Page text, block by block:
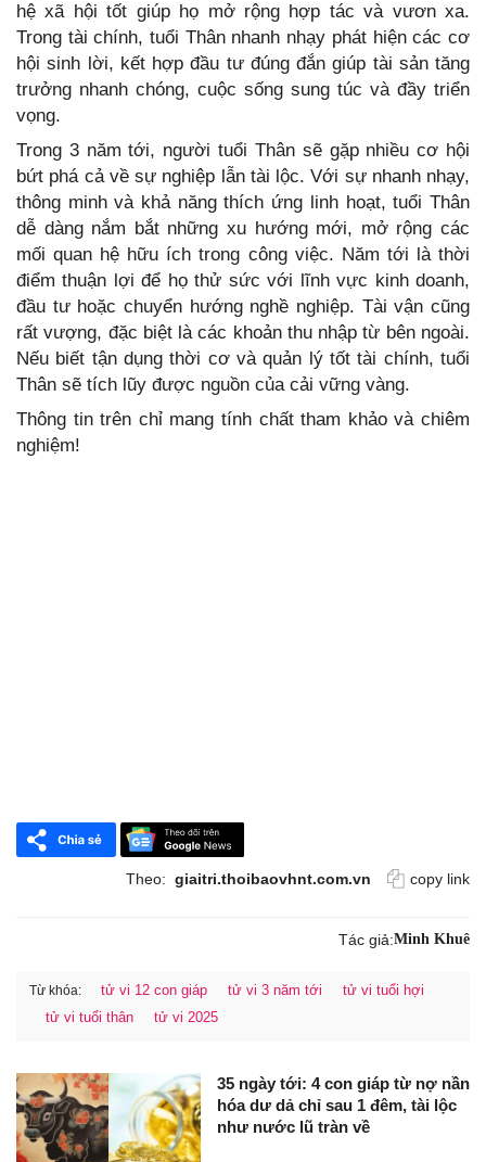
hệ xã hội tốt giúp họ mở rộng hợp tác và vươn xa.
Trong tài chính, tuổi Thân nhanh nhạy phát hiện các cơ
hội sinh lời, kết hợp đầu tư đúng đắn giúp tài sản tăng
trưởng nhanh chóng, cuộc sống sung túc và đầy triển
vọng.
Trong 3 năm tới, người tuổi Thân sẽ gặp nhiều cơ hội
bứt phá cả về sự nghiệp lẫn tài lộc. Với sự nhanh nhạy,
thông minh và khả năng thích ứng linh hoạt, tuổi Thân
dễ dàng nắm bắt những xu hướng mới, mở rộng các
mối quan hệ hữu ích trong công việc. Năm tới là thời
điểm thuận lợi để họ thử sức với lĩnh vực kinh doanh,
đầu tư hoặc chuyển hướng nghề nghiệp. Tài vận cũng
rất vượng, đặc biệt là các khoản thu nhập từ bên ngoài.
Nếu biết tận dụng thời cơ và quản lý tốt tài chính, tuổi
Thân sẽ tích lũy được nguồn của cải vững vàng.
Thông tin trên chỉ mang tính chất tham khảo và chiêm
nghiệm!
Theo: giaitri.thoibaovhnt.com.vn copy link
Tác giả:Minh Khuê
Từ khóa: tử vi 12 con giáp tử vi 3 năm tới
tử vi tuổi hợi
tử vi tuổi thân
tử vi 2025
35 ngày tới: 4 con giáp từ nợ nần
hóa dư dả chỉ sau 1 đêm, tài lộc
như nước lũ tràn về